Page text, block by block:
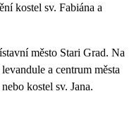
kostel sv. Fabiána a
město Stari Grad. Na
a centrum města
kostel sv. Jana.